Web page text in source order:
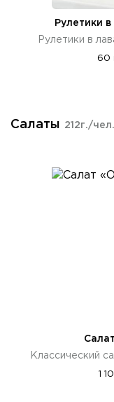
Рулетики
Рулетики в
60
Салаты 212г./чел.
Классический
1